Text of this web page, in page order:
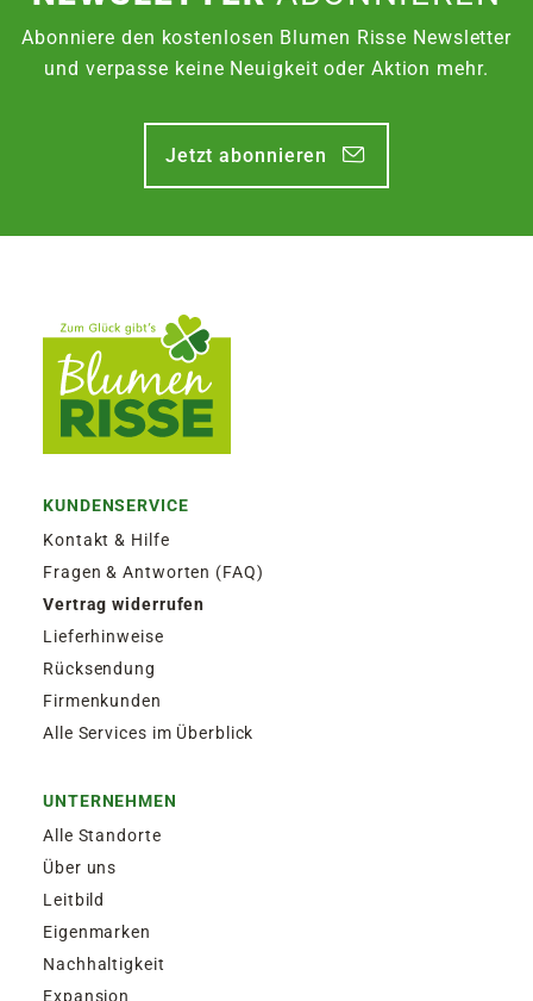
Abonniere den kostenlosen Blumen Risse Newsletter
und verpasse keine Neuigkeit oder Aktion mehr.
Jetzt abonnieren
KUNDENSERVICE
Kontakt & Hilfe
Fragen & Antworten (FAQ)
Vertrag widerrufen
Lieferhinweise
Rücksendung
Firmenkunden
Alle Services im Überblick
UNTERNEHMEN
Alle Standorte
Über uns
Leitbild
Eigenmarken
Nachhaltigkeit
Expansion